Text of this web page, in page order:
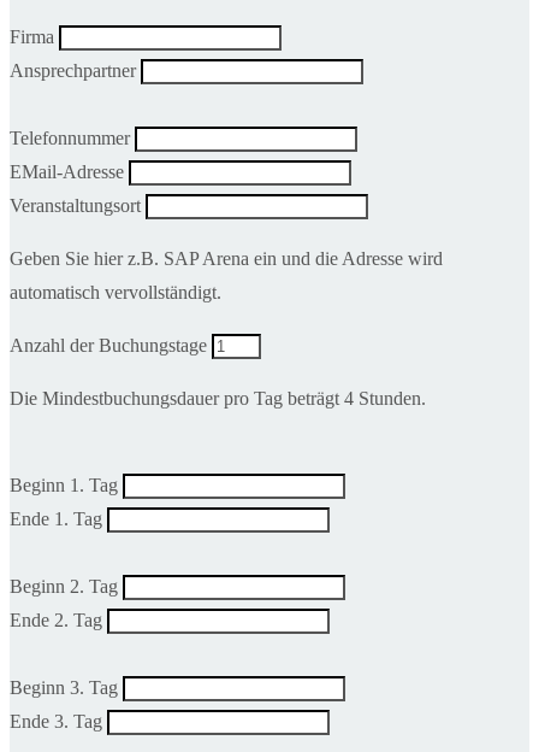
Firma
Ansprechpartner
Telefonnummer
EMail-Adresse
Veranstaltungsort
Geben Sie hier z.B. SAP Arena ein und die Adresse wird
automatisch vervollständigt.
Anzahl der Buchungstage
Die Mindestbuchungsdauer pro Tag beträgt 4 Stunden.
Beginn 1. Tag
Ende 1. Tag
Beginn 2. Tag
Ende 2. Tag
Beginn 3. Tag
Ende 3. Tag